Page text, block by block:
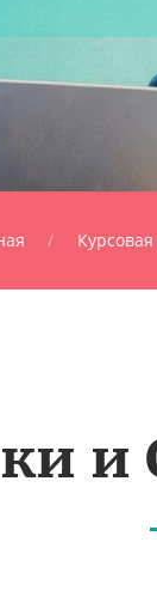
и